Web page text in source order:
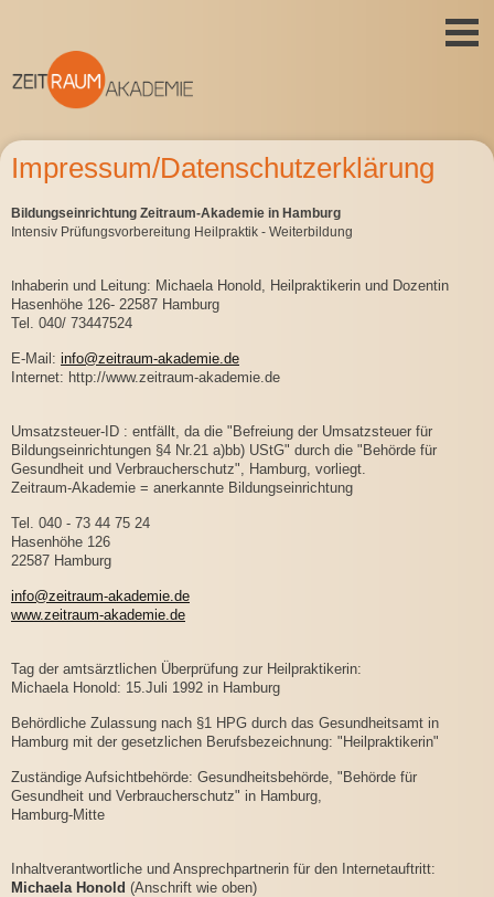
Impressum/Datenschutzerklärung
Bildungseinrichtung Zeitraum-Akademie in Hamburg
ntensiv Prüfungsvorbereitung Heilpraktik - Weiterbildung
nhaberin und Leitung: Michaela Honold, Heilpraktikerin und Dozentin
Hasenhöhe 126- 22587 Hamburg
Tel. 040/ 73447524
E-Mail: info@zeitraum-akademie.de
Internet: http://www.zeitraum-akademie.de
Umsatzsteuer-ID : entfällt, da die "Befreiung der Umsatzsteuer für
Bildungseinrichtungen §4 Nr.21 a)bb) UStG" durch die "Behörde für
Gesundheit und Verbraucherschutz", Hamburg, vorliegt.
Zeitraum-Akademie = anerkannte Bildungseinrichtung
Tel. 040 - 73 44 75 24
Hasenhöhe 126
22587 Hamburg
info@zeitraum-akademie.de
www.zeitraum-akademie.de
Tag der amtsärztlichen Überprüfung zur Heilpraktikerin:
Michaela Honold: 15.Juli 1992 in Hamburg
Behördliche Zulassung nach §1 HPG durch das Gesundheitsamt in
Hamburg mit der gesetzlichen Berufsbezeichnung: "Heilpraktikerin"
Zuständige Aufsichtbehörde: Gesundheitsbehörde, "Behörde für
Gesundheit und Verbraucherschutz" in Hamburg,
Hamburg-Mitte
Inhaltverantwortliche und Ansprechpartnerin für den Internetauftritt:
Michaela Honold (Anschrift wie oben)